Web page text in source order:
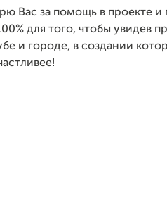
Вас за помощь в проекте и
для того, чтобы увидев
и городе, в создании